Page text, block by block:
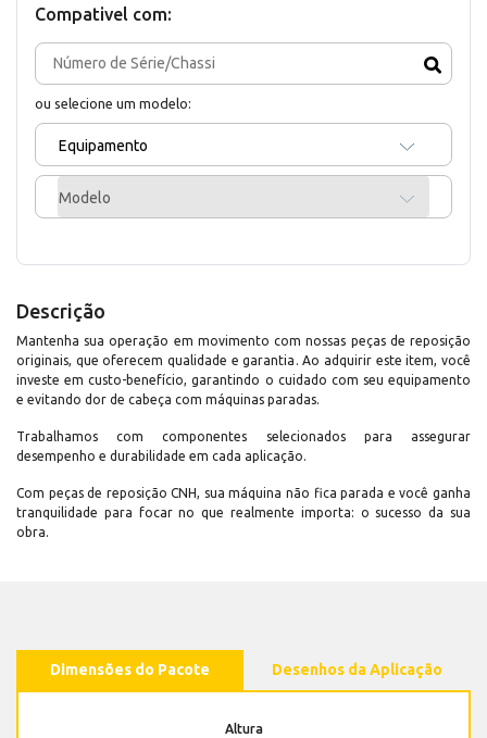
Compativel com:
ou selecione um modelo:
Equipamento
Modelo
Descrição
Mantenha sua operação em movimento com nossas peças de reposição
originais, que oferecem qualidade e garantia. Ao adquirir este item, você
investe em custo-benefício, garantindo o cuidado com seu equipamento
e evitando dor de cabeça com máquinas paradas.
Trabalhamos com componentes selecionados para assegurar
desempenho e durabilidade em cada aplicação.
Com peças de reposição CNH, sua máquina não fica parada e você ganha
tranquilidade para focar no que realmente importa: o sucesso da sua
obra.
Dimensões do Pacote Desenhos da Aplicação
Altura